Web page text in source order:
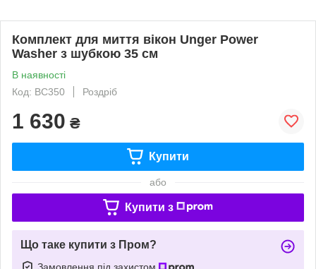
Комплект для миття вікон Unger Power
Washer з шубкою 35 см
В наявності
Код: BC350
Роздріб
1 630 ₴
Купити
або
Купити з
Що таке купити з Пром?
Замовлення під захистом